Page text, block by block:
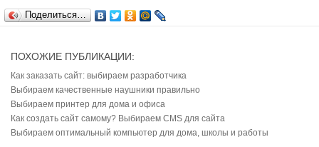
Поделиться…
ПОХОЖИЕ ПУБЛИКАЦИИ:
Как заказать сайт: выбираем разработчика
Выбираем качественные наушники правильно
Выбираем принтер для дома и офиса
Как создать сайт самому? Выбираем CMS для сайта
Выбираем оптимальный компьютер для дома, школы и работы